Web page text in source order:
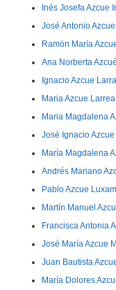
Inés Josefa Azcue
José Antonio
Ramón María
Ana Norberta
Ignacio Azcue
Maria Azcue Larrea
Maria Magdalena
José Ignacio
María Magdalena
Andrés Mariano
Pablo Azcue
Martín Manuel
Francisca Antonia
José María Azcue
Juan Bautista
María Dolores